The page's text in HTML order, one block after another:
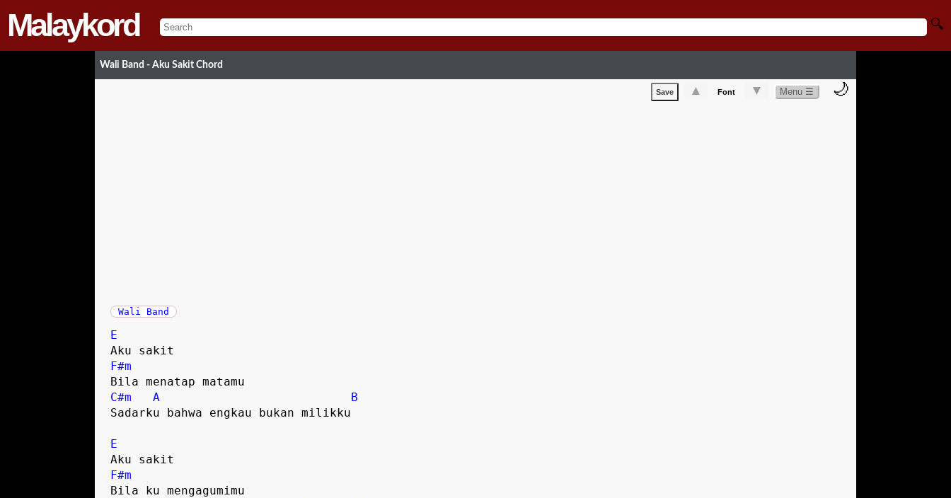
Malaykord 🔍
Wali Band - Aku Sakit Chord
Save ▲ Font ▼ Menu ☰ 🌙
Wali Band
E
Aku sakit
F#m
Bila menatap matamu
C#m
A
B
Sadarku bahwa engkau bukan milikku
E
Aku sakit
F#m
Bila ku mengagumimu